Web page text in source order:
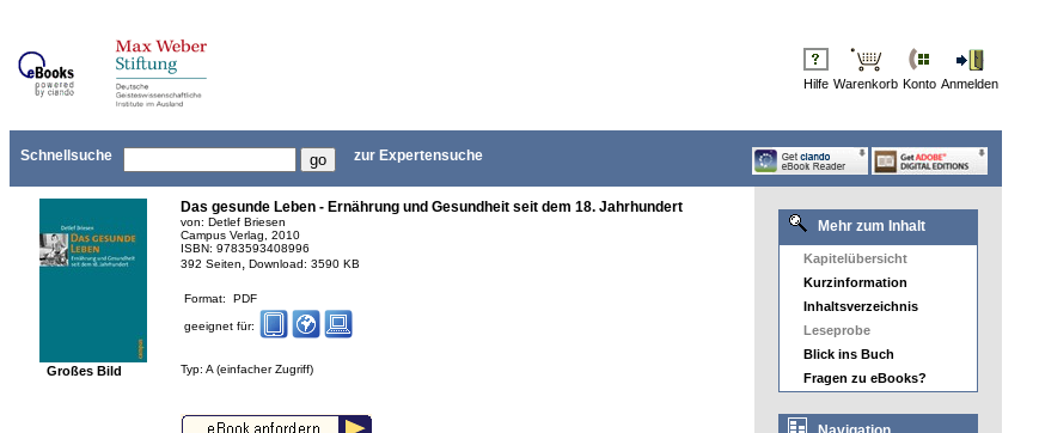
Hilfe Warenkorb Konto Anmelden
Schnellsuche zur Expertensuche
Großes Bild
Das gesunde Leben - Ernährung und Gesundheit seit dem 18. Jahrhundert
von: Detlef Briesen
Campus Verlag, 2010
ISBN: 9783593408996
392 Seiten, Download: 3590 KB
Format: PDF
geeignet für:
Typ: A (einfacher Zugriff)
Mehr zum Inhalt
Kapitelübersicht
Kurzinformation
Inhaltsverzeichnis
Leseprobe
Blick ins Buch
Fragen zu eBooks?